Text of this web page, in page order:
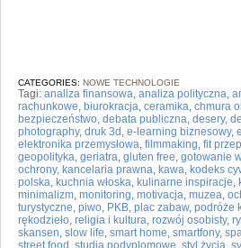
CATEGORIES: NOWE TECHNOLOGIE
Tagi: analiza finansowa, analiza polityczna,
rachunkowe, biurokracja, ceramika, chmura
bezpieczeństwo, debata publiczna, desery,
photography, druk 3d , e-learning biznesowy,
elektronika przemysłowa, filmmaking, fit
geopolityka, geriatra, gluten free, gotowanie
ochrony, kancelaria prawna, kawa, kodeks
polska, kuchnia włoska, kulinarne inspiracje,
minimalizm, monitoring, motivacja, muzea,
turystyczne, piwo, PKB, plac zabaw, podróże
rękodzieło, religia i kultura, rozwój osobisty,
skansen, slow life, smart home, smartfony,
street food , studia podyplomowe, styl życia,